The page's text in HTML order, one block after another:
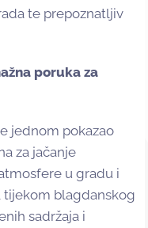
te prepoznatljiv
poruka za
jednom pokazao
za jačanje
u gradu i
blagdanskog
sadržaja i